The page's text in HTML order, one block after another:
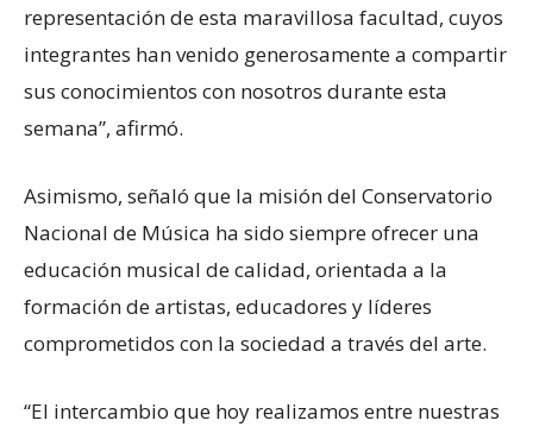
representación de esta maravillosa facultad, cuyos
integrantes han venido generosamente a compartir
sus conocimientos con nosotros durante esta
semana”, afirmó.
Asimismo, señaló que la misión del Conservatorio
Nacional de Música ha sido siempre ofrecer una
educación musical de calidad, orientada a la
formación de artistas, educadores y líderes
comprometidos con la sociedad a través del arte.
“El intercambio que hoy realizamos entre nuestras